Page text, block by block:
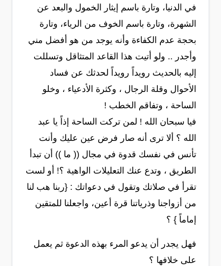
في الدنيا، وتارة باسم إيثار الخمول والبعد عن
الشهرة، وتارة باسم الخوف من الرياء، وتارة
بحجة عدم الكفاءة وأنه يوجد من هو أفضل مني
وأجدر .. ولو أتيت هذا القاعد المتثاقل وتسللت
إليه بالحديث رويداً رويداً لحدثك عن فساد
الأحوال وقلة الرجال ، وكثرة الأدعياء ، وخلو
الساحة ، وتفاقم الخطب !
فيا سبحان الله ! لمن تركت الساحة إذاً يا عبد
الله ؟ ألا ترى أنه صار فرض عين عليك وأنت
تأنس في نفسك قدوة في مجال (( ما )) أن تبدأ
الطريق ، وتدع عنك التعليلات الواهية ؟! أو لست
تقرأ في صلاتك وتقول في دعواتك : {ربنا هب لنا
من أزواجنا وذرياتنا قرة أعين، واجعلنا للمتقين
إماماً } ؟
فهل يجدر أن يدعو المرء بهذه الدعوة ثم يعمل
على خلافها ؟